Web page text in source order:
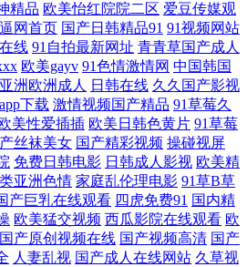
网 老司机久久看高清 久草福利在线视频 福
看 黄色片avv 超碰在线社区 91在线观看免
亚洲AV电影影音先锋 欧日韩黄网站免费 另
观看 超碰伊人久久 91视频免费看网站 91成
一区不卡 免费在线观看AV 国产欧美成人精
费观看 91传媒拍的视频免费观看 夜色18禁
精品 欧美怡红院院二区 爱豆传媒观
网首页 国产日韩精品91 91视频网站
线 91自拍最新网址 青青草国产成人
欧美gayv 91色情激情网 中国韩国
亚洲欧洲成人 日韩在线 久久国产影视
下载 激情视频国产精品 91草莓久
美性爱插插 欧美日韩色黄片 91草莓
丝袜美女 国产精彩视频 操碰视屏
免费日韩电影 日韩成人影视 欧美精
亚洲色情 家庭乱伦理电影 91草B草
产巨乳在线观看 四虎免费91 国内精
欧美猛交视频 西瓜影院在线观看 欧
国产原创视频在线 国产视频高清 国产
人妻乱视 国产成人在线网站 久草视